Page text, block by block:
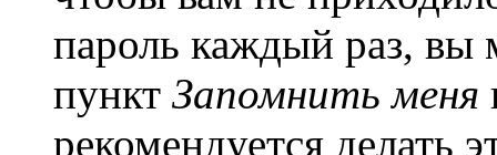
пароль каждый раз, вы
пункт Запомнить меня
рекомендуется делать